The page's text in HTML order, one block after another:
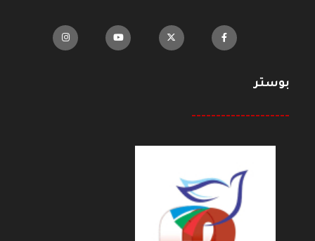
بوستر
--------------------